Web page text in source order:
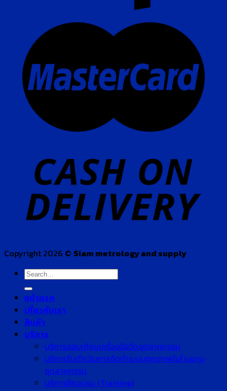
Copyright 2026 © Siam metrology and supply
Search
for:
หน้าแรก
เกี่ยวกับเรา
สินค้า
บริการ
บริการสอบเทียบเครื่องมือวัดอุตสาหกรรม
บริการรับดำเนินการจัดทำระบบคุณภาพในโรงงาน
อุตสาหกรรม
บริการฝึกอบรม (Training)